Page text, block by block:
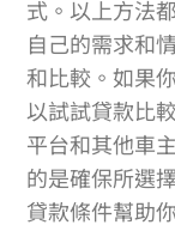
式。以上方法
自己的需求和
和比較。如果
以試試貸款比
平台和其他車
的是確保所選
貸款條件幫助